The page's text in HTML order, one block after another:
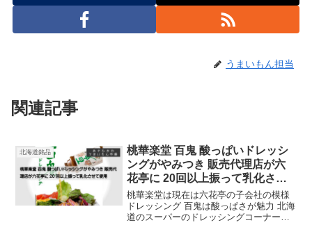
うまいもん担当
関連記事
北海道銘品
桃華楽堂 百鬼 酸っぱいドレッシ
ングがやみつき 販売代理店が六
花亭に 20回以上振って乳化させ
て使用
桃華楽堂は現在は六花亭の子会社の模様
ドレッシング 百鬼は酸っぱさが魅力 北海
道のスーパーのドレッシングコーナーや